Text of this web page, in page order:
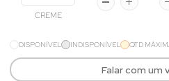
CREME
DISPONÍVEL INDISPONÍVEL QTD
Falar com um